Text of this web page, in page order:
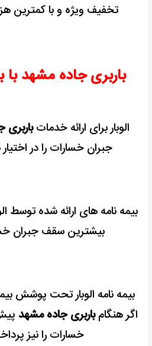
تخفیف ویژه و با کمترین
باربری جاده مشهد با
الوبار برای ارائه خدمات
جبران خسارات را در
بیمه نامه های ارائه شده توسط
بیشترین سقف جبران
بیمه نامه الوبار تحت پوشش
اگر هنگامباربری جاده مشهد
خسارات را نیز